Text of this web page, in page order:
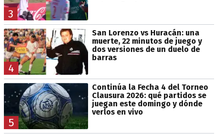
3
4
San Lorenzo vs Huracán: una
muerte, 22 minutos de juego y
dos versiones de un duelo de
barras
5
Continúa la Fecha 4 del Torneo
Clausura 2026: qué partidos se
juegan este domingo y dónde
verlos en vivo